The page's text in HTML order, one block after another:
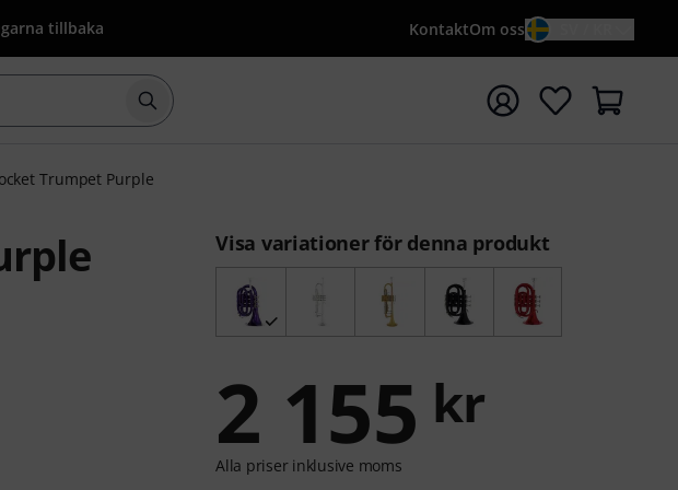
tillbaka KontaktOm oss
Börja sökningen med söktermen {searchTerm}
Trumpet Purple
Visa variationer för denna produkt
2 155 kr
Alla priser inklusive moms